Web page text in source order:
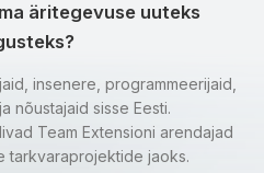
äritegevuse uuteks
insenere, programmeerijaid,
nõustajaid sisse Eesti.
Team Extensioni arendajad
tarkvaraprojektide jaoks.